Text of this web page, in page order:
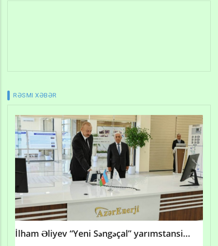
RƏSMI XƏBƏR
İlham Əliyev “Yeni Səngəçal” yarımstansi...